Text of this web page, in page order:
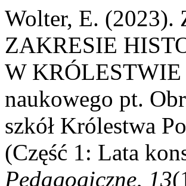
Wolter, E.
ZAKRESIE
W KRÓLESTWIE
naukowego pt.
szkół Królestwa
(Część 1: Lata
Pedagogiczne, 13